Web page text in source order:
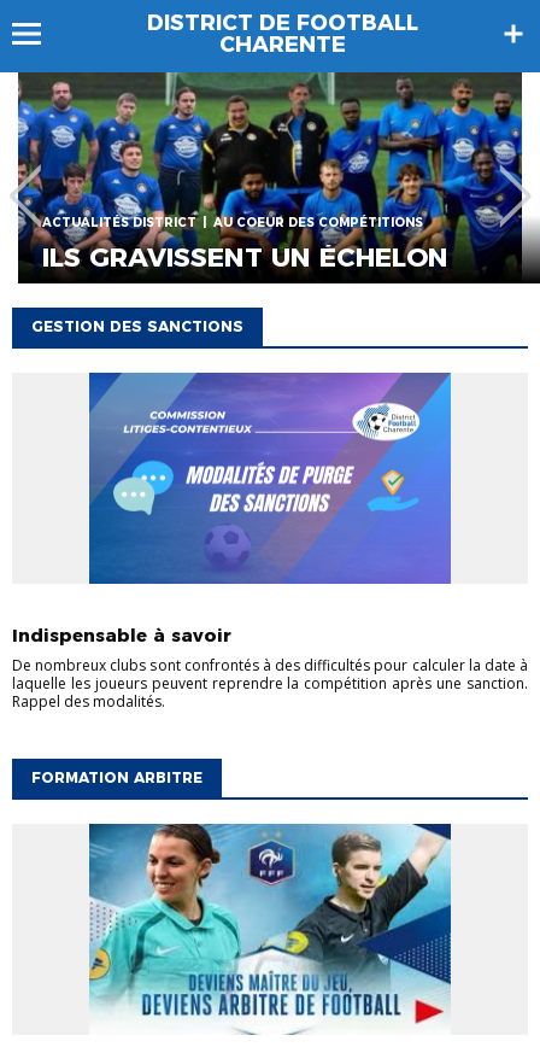
DISTRICT DE FOOTBALL
CHARENTE
PARUTION DES POULES
GESTION DES SANCTIONS
Indispensable à savoir
De nombreux clubs sont confrontés à des difficultés pour calculer la date à
laquelle les joueurs peuvent reprendre la compétition après une sanction.
Rappel des modalités.
FORMATION ARBITRE